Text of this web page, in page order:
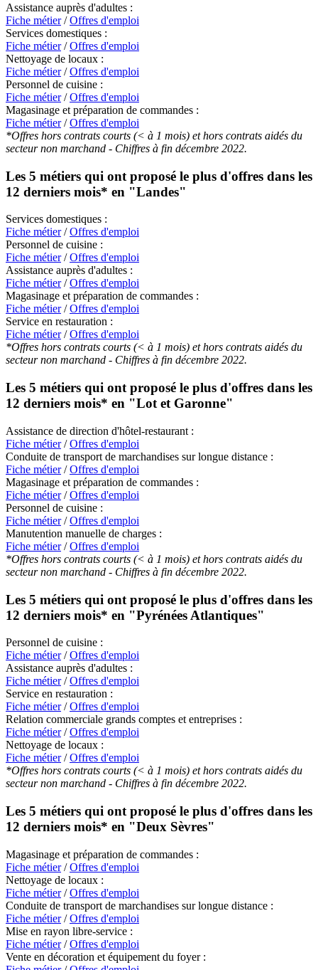
Assistance auprès d'adultes :
Fiche métier/Offres d'emploi
Services domestiques :
Fiche métier/Offres d'emploi
Nettoyage de locaux :
Fiche métier/Offres d'emploi
Personnel de cuisine :
Fiche métier/Offres d'emploi
Magasinage et préparation de commandes :
Fiche métier/Offres d'emploi
*Offres hors contrats courts (< à 1 mois) et hors contrats aidés du
secteur non marchand - Chiffres à fin décembre 2022.
Les 5 métiers qui ont proposé le plus d'offres dans les
12 derniers mois* en "Landes"
Services domestiques :
Fiche métier/Offres d'emploi
Personnel de cuisine :
Fiche métier/Offres d'emploi
Assistance auprès d'adultes :
Fiche métier/Offres d'emploi
Magasinage et préparation de commandes :
Fiche métier/Offres d'emploi
Service en restauration :
Fiche métier/Offres d'emploi
*Offres hors contrats courts (< à 1 mois) et hors contrats aidés du
secteur non marchand - Chiffres à fin décembre 2022.
Les 5 métiers qui ont proposé le plus d'offres dans les
12 derniers mois* en "Lot et Garonne"
Assistance de direction d'hôtel-restaurant :
Fiche métier/Offres d'emploi
Conduite de transport de marchandises sur longue distance :
Fiche métier/Offres d'emploi
Magasinage et préparation de commandes :
Fiche métier/Offres d'emploi
Personnel de cuisine :
Fiche métier/Offres d'emploi
Manutention manuelle de charges :
Fiche métier/Offres d'emploi
*Offres hors contrats courts (< à 1 mois) et hors contrats aidés du
secteur non marchand - Chiffres à fin décembre 2022.
Les 5 métiers qui ont proposé le plus d'offres dans les
12 derniers mois* en "Pyrénées Atlantiques"
Personnel de cuisine :
Fiche métier/Offres d'emploi
Assistance auprès d'adultes :
Fiche métier/Offres d'emploi
Service en restauration :
Fiche métier/Offres d'emploi
Relation commerciale grands comptes et entreprises :
Fiche métier/Offres d'emploi
Nettoyage de locaux :
Fiche métier/Offres d'emploi
*Offres hors contrats courts (< à 1 mois) et hors contrats aidés du
secteur non marchand - Chiffres à fin décembre 2022.
Les 5 métiers qui ont proposé le plus d'offres dans les
12 derniers mois* en "Deux Sèvres"
Magasinage et préparation de commandes :
Fiche métier/Offres d'emploi
Nettoyage de locaux :
Fiche métier/Offres d'emploi
Conduite de transport de marchandises sur longue distance :
Fiche métier/Offres d'emploi
Mise en rayon libre-service :
Fiche métier/Offres d'emploi
Vente en décoration et équipement du foyer :